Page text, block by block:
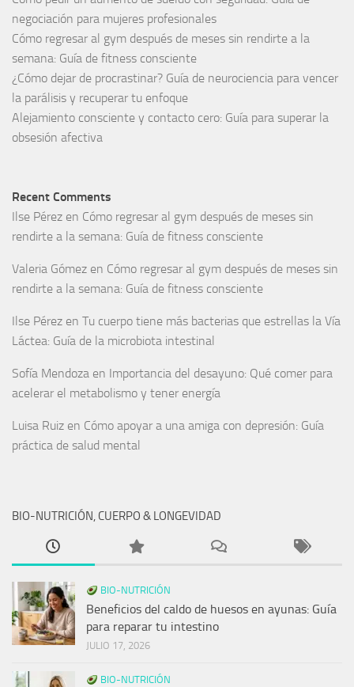
negociación para mujeres profesionales
Cómo regresar al gym después de meses sin rendirte a la
semana: Guía de fitness consciente
¿Cómo dejar de procrastinar? Guía de neurociencia para vencer
la parálisis y recuperar tu enfoque
Alejamiento consciente y contacto cero: Guía para superar la
obsesión afectiva
Recent Comments
Ilse Pérez en Cómo regresar al gym después de meses sin
rendirte a la semana: Guía de fitness consciente
Valeria Gómez en Cómo regresar al gym después de meses sin
rendirte a la semana: Guía de fitness consciente
Ilse Pérez en Tu cuerpo tiene más bacterias que estrellas la Vía
Láctea: Guía de la microbiota intestinal
Sofía Mendoza en Importancia del desayuno: Qué comer para
acelerar el metabolismo y tener energía
Luisa Ruiz en Cómo apoyar a una amiga con depresión: Guía
práctica de salud mental
BIO-NUTRICIÓN, CUERPO & LONGEVIDAD
BIO-NUTRICIÓN
Beneficios del caldo de huesos en ayunas: Guía
para reparar tu intestino
JULIO 17, 2026
BIO-NUTRICIÓN